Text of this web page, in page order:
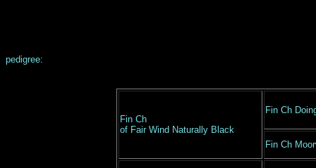
pedigree:
Fin Ch
of Fair Wind Naturally Black
Fin Ch
Fin Ch